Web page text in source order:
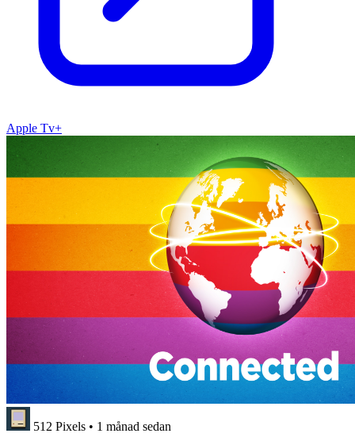
Apple Tv+
512 Pixels • 1 månad sedan